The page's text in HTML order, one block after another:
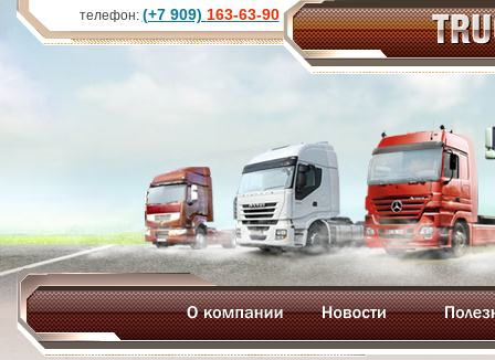
телефон: (+7 909) 163-63-90